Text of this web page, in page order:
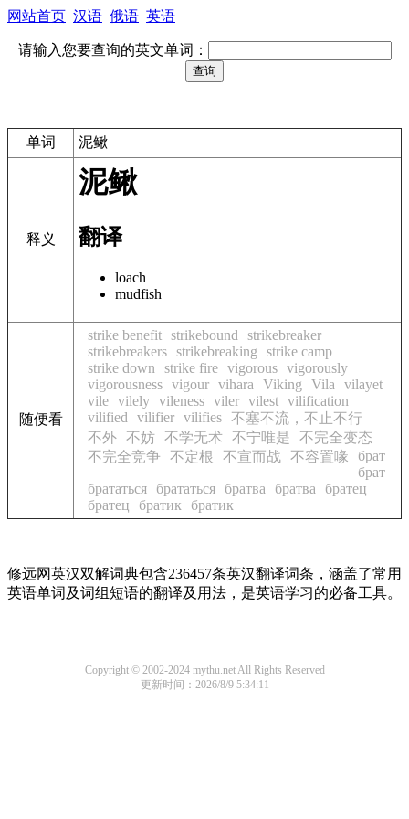
网站首页 汉语 俄语 英语
请输入您要查询的英文单词：
单词 泥鳅
释义
泥鳅
翻译
loach
mudfish
随便看
strike benefit strikebound
strikebreaker
strikebreakers strikebreaking
strike camp
strike down
strike fire vigorous vigorously
vigorousness vigour vihara Viking Vila
vilayet
vile vilely vileness viler vilest vilification
vilified
vilifier vilifies 不塞不流，不止不行
不外 不妨 不学无术 不宁唯是
不完全变态
不完全竞争 不定根 不宣而战 不容置喙
брат
брат
брататься
брататься братва братва
братец
братец
братик братик
修远网英汉双解词典包含236457条英汉翻译词条，涵盖了常用
英语单词及词组短语的翻译及用法，是英语学习的必备工具。
Copyright © 2002-2024 mythu.net All Rights Reserved
更新时间：2026/8/9 5:34:11